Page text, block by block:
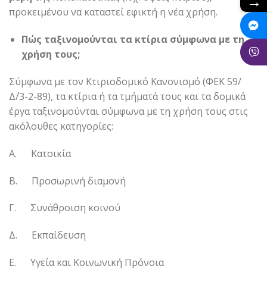
προκειμένου να καταστεί εφικτή η νέα χρήση.
Πώς ταξινομούνται τα κτίρια σύμφωνα με τη
χρήση τους;
Σύμφωνα με τον Κτιριοδομικό Κανονισμό (ΦΕΚ 59/
Δ΄/3-2-89), τα κτίρια ή τα τμήματά τους και τα δομικά
έργα ταξινομούνται σύμφωνα με τη χρήση τους στις
ακόλουθες κατηγορίες:
Α. Κατοικία
Β. Προσωρινή διαμονή
Γ. Συνάθροιση κοινού
Δ. Εκπαίδευση
Ε. Υγεία και Κοινωνική Πρόνοια